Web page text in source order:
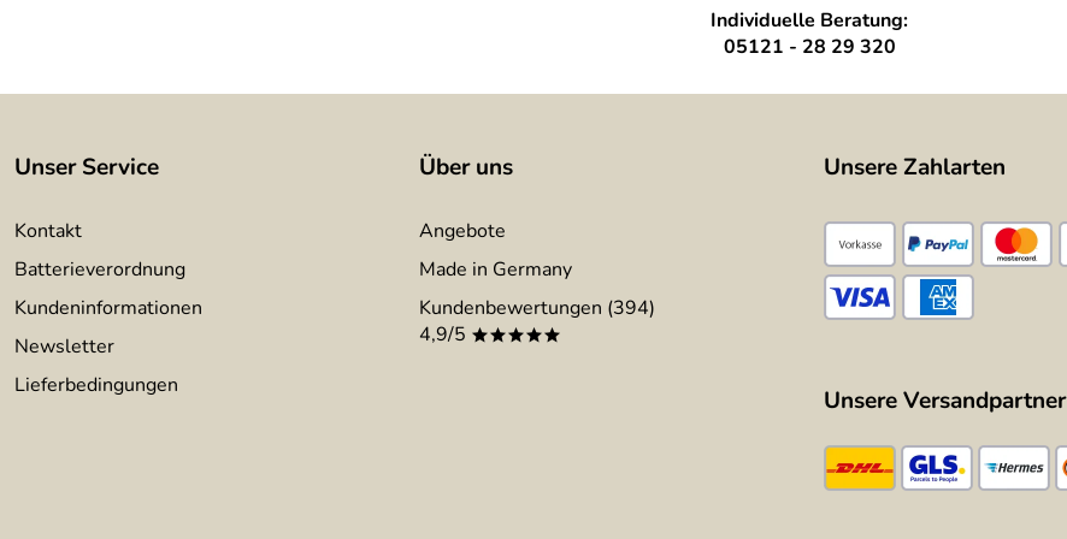
Individuelle Beratung:
05121 - 28 29 320
Unser Service
Kontakt
Batterieverordnung
Kundeninformationen
Newsletter
Lieferbedingungen
Über uns
Angebote
Made in Germany
Kundenbewertungen (394)
4,9/5 *****
Unsere Zahlarten
Unsere Versandpartner